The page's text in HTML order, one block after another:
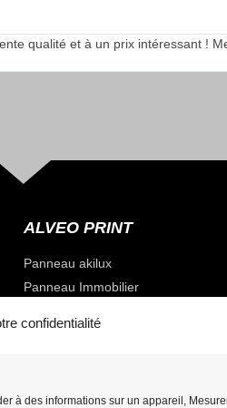
confidentialité
à des informations sur un appareil,
qualité et à un prix intéressant !
ALVEO PRINT
Panneau akilux
Panneau Immobilier